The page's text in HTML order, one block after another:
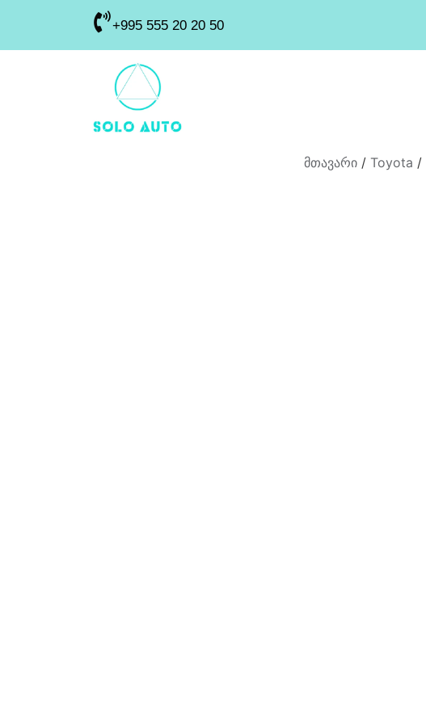
+995 555 20 20 50
მთავარი / Toyota /